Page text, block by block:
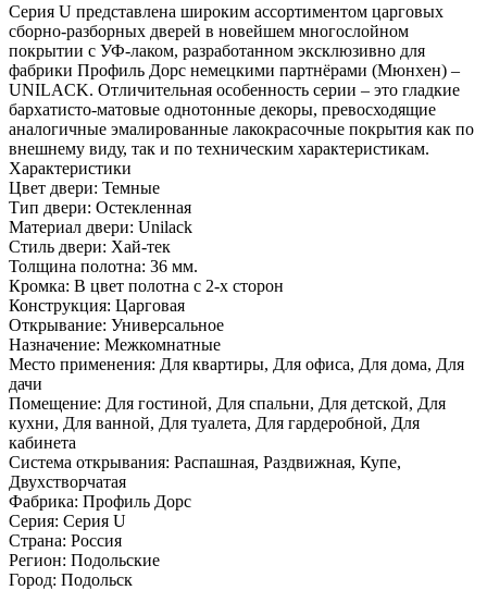
Серия U представлена широким ассортиментом царговых
сборно-разборных дверей в новейшем многослойном
покрытии с УФ-лаком, разработанном эксклюзивно для
фабрики Профиль Дорс немецкими партнёрами (Мюнхен) –
UNILACK. Отличительная особенность серии – это гладкие
бархатисто-матовые однотонные декоры, превосходящие
аналогичные эмалированные лакокрасочные покрытия как по
внешнему виду, так и по техническим характеристикам.
Характеристики
Цвет двери: Темные
Тип двери: Остекленная
Материал двери: Unilack
Стиль двери: Хай-тек
Толщина полотна: 36 мм.
Кромка: В цвет полотна с 2-х сторон
Конструкция: Царговая
Открывание: Универсальное
Назначение: Межкомнатные
Место применения: Для квартиры, Для офиса, Для дома, Для
дачи
Помещение: Для гостиной, Для спальни, Для детской, Для
кухни, Для ванной, Для туалета, Для гардеробной, Для
кабинета
Система открывания: Распашная, Раздвижная, Купе,
Двухстворчатая
Фабрика: Профиль Дорс
Серия: Серия U
Страна: Россия
Регион: Подольские
Город: Подольск